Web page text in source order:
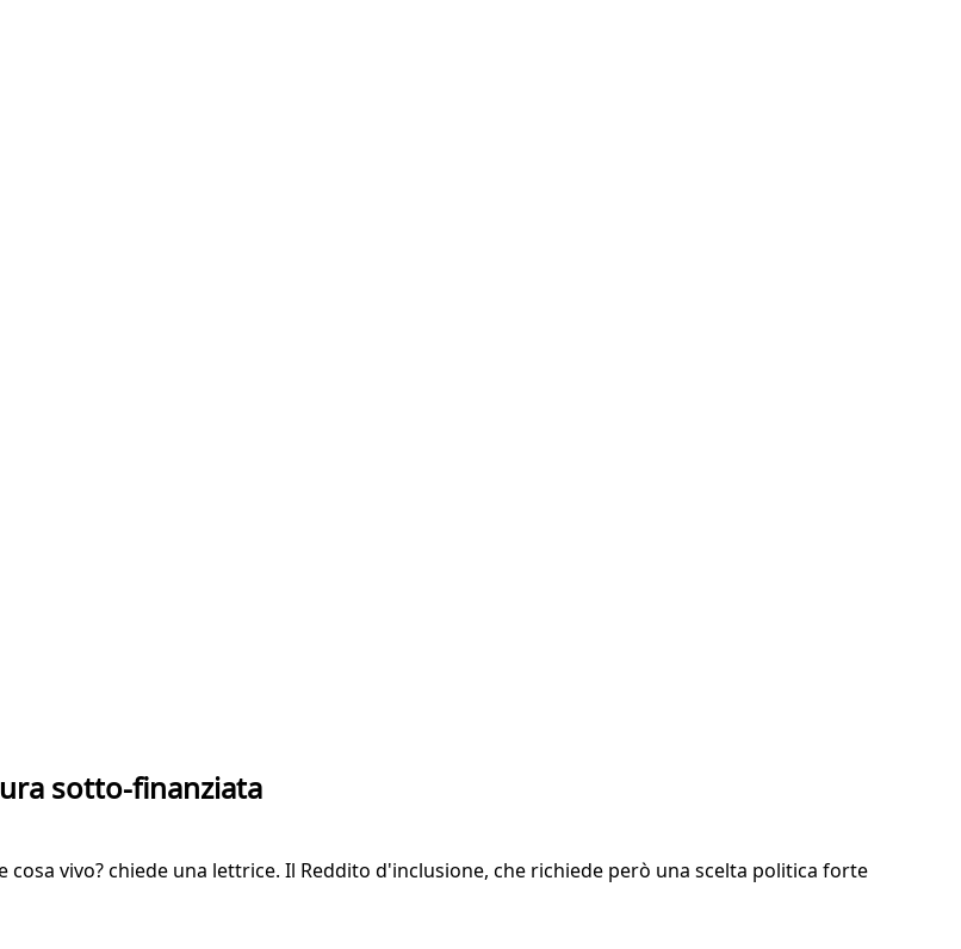
sotto-finanziata
vivo? chiede una lettrice. Il Reddito d'inclusione, che richiede però una scelta politica forte